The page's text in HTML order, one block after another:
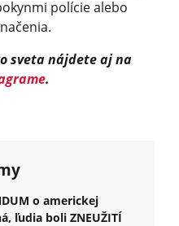
polície alebo
sveta nájdete aj na
.
o americkej
ľudia boli ZNEUŽITÍ